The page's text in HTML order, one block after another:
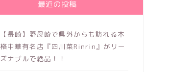
最近の投稿
【長崎】野母崎で県外からも訪れる本
格中華有名店『四川菜Rinrin』がリー
ズナブルで絶品！！